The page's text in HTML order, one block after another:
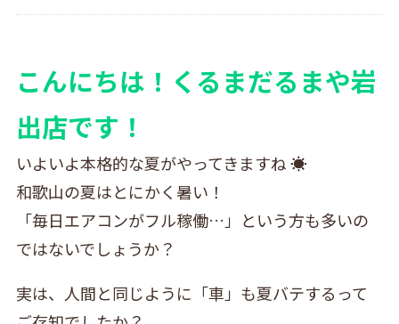
こんにちは！くるまだるまや岩
出店です！
いよいよ本格的な夏がやってきますね ☀️
和歌山の夏はとにかく暑い！
「毎日エアコンがフル稼働…」という方も多いの
ではないでしょうか？
実は、人間と同じように「車」も夏バテするって